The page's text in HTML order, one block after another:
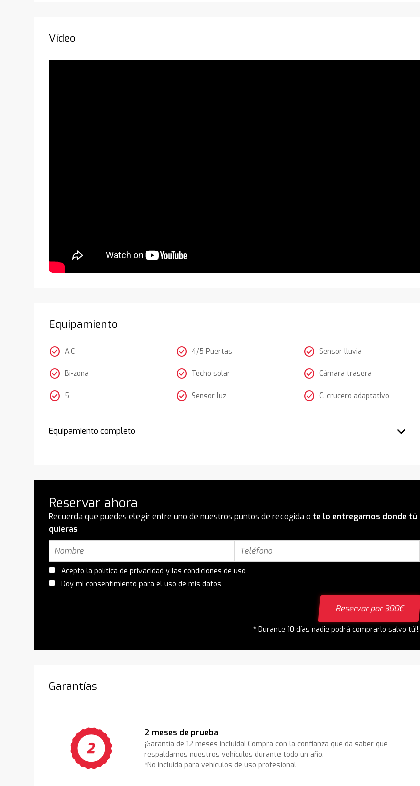
Vídeo
Equipamiento
check_circle A.C
check_circle Bi-zona
check_circle 5
check_circle 4/5 Puertas
check_circle Techo solar
check_circle Sensor luz
check_circle Sensor lluvia
check_circle Cámara trasera
check_circle C. crucero adaptativo
Equipamiento completo
Reservar ahora
Recuerda que puedes elegir entre uno de nuestros puntos de recogida o te lo entregamos donde tú
quieras
Acepto lapolítica de privacidad y lascondiciones de uso
Doy mi consentimiento para el uso de mis datos
Reservar por 300€
* Durante 10 días nadie podrá comprarlo salvo tú!!.
Garantías
2 meses de prueba
¡Garantía de 12 meses incluida! Compra con la confianza que da saber que
respaldamos nuestros vehículos durante todo un año.
*No incluida para vehículos de uso profesional